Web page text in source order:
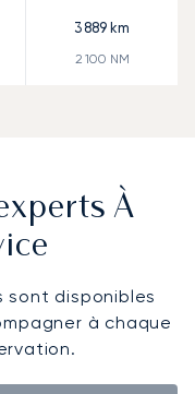
3 889 km
2 100 NM
À
sont disponibles
à chaque